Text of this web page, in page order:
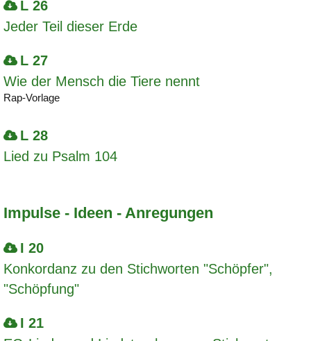
L 26
Jeder Teil dieser Erde
L 27
Wie der Mensch die Tiere nennt
Rap-Vorlage
L 28
Lied zu Psalm 104
Impulse - Ideen - Anregungen
I 20
Konkordanz zu den Stichworten "Schöpfer",
"Schöpfung"
I 21